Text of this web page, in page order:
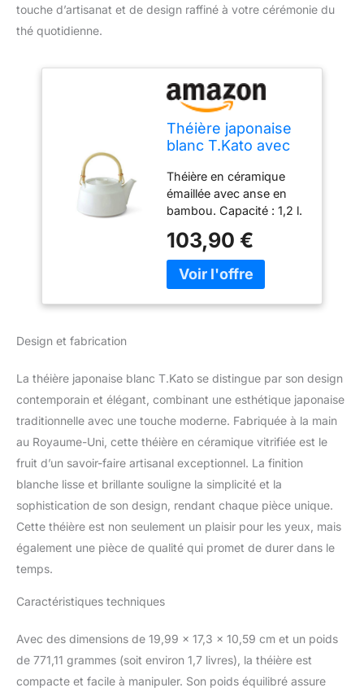
touche d’artisanat et de design raffiné à votre cérémonie du
thé quotidienne.
Théière japonaise
blanc T.Kato avec
contemporain en
céramique vitrifiée
fabriquée à la main
au Royaume-Uni
Théière en céramique
émaillée avec anse en
bambou. Capacité : 1,2 l.
intégrée Tatsumi Kat
Fabrication ceramique
japonaise, Seto au
porcelaine japonaise.
Commandes régionales
Convient pour le thé vert
main sans produit
vaisselle Dimensions : 20
x 17,3 cm - Hauteur :
10,6 cm - Volume : 1200
ml Pièce unique. De
légères variations
possibles.
103,90 €
Design et fabrication
La théière japonaise blanc T.Kato se distingue par son design
contemporain et élégant, combinant une esthétique japonaise
traditionnelle avec une touche moderne. Fabriquée à la main
au Royaume-Uni, cette théière en céramique vitrifiée est le
fruit d’un savoir-faire artisanal exceptionnel. La finition
blanche lisse et brillante souligne la simplicité et la
sophistication de son design, rendant chaque pièce unique.
Cette théière est non seulement un plaisir pour les yeux, mais
également une pièce de qualité qui promet de durer dans le
temps.
Caractéristiques techniques
Avec des dimensions de 19,99 x 17,3 x 10,59 cm et un poids
de 771,11 grammes (soit environ 1,7 livres), la théière est
compacte et facile à manipuler. Son poids équilibré assure